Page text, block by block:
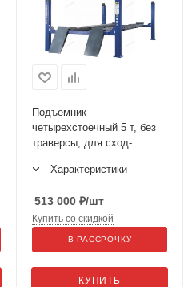
Подъемник
четырехстоечный 5 т, без
траверсы, для сход-
4450J_E
Характеристики
513 000 ₽/шт
КУПИТЬ
Купить со скидкой
В РАССРОЧКУ